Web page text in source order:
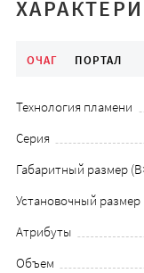
ОЧАГ ПОРТАЛ
Технология пламени
Серия
Габаритный размер
Установочный
Атрибуты
Объем